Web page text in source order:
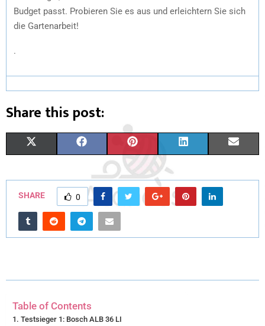
Budget passt. Probieren Sie es aus und erleichtern Sie sich
die Gartenarbeit!
.
Share this post:
I
R
C
E
B
I
N
T
N
K
SHARE 0
Table of Contents
Testsieger 1: Bosch ALB 36 LI